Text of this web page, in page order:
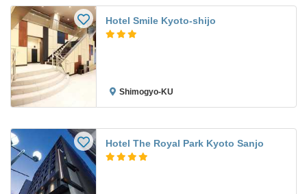
Hotel Smile Kyoto-shijo
Shimogyo-KU
Hotel The Royal Park Kyoto Sanjo